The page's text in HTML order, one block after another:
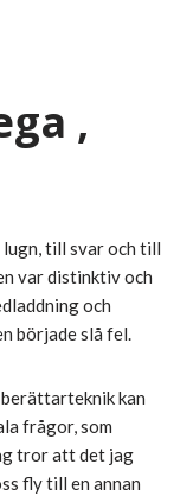
,
till svar och till
var distinktiv och
och
började slå fel.
kan
frågor, som
tror att det jag
fly till en annan